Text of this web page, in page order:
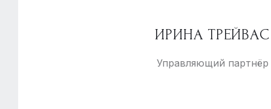
ИРИНА ТРЕЙВАС
Управляющий партнёр